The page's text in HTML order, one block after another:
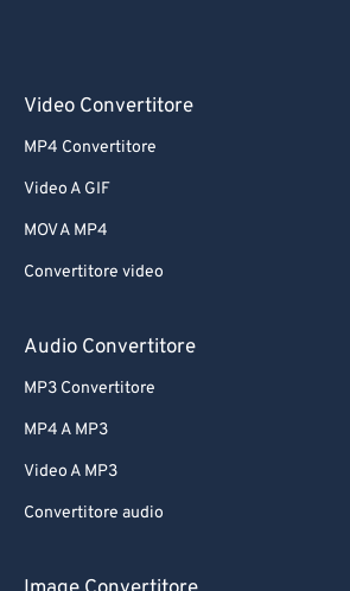
Video Convertitore
MP4 Convertitore
Video A GIF
MOV A MP4
Convertitore video
Audio Convertitore
MP3 Convertitore
MP4 A MP3
Video A MP3
Convertitore audio